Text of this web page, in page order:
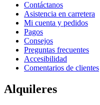
Contáctanos
Asistencia en carretera
Mi cuenta y pedidos
Pagos
Consejos
Preguntas frecuentes
Accesibilidad
Comentarios de clientes
Alquileres